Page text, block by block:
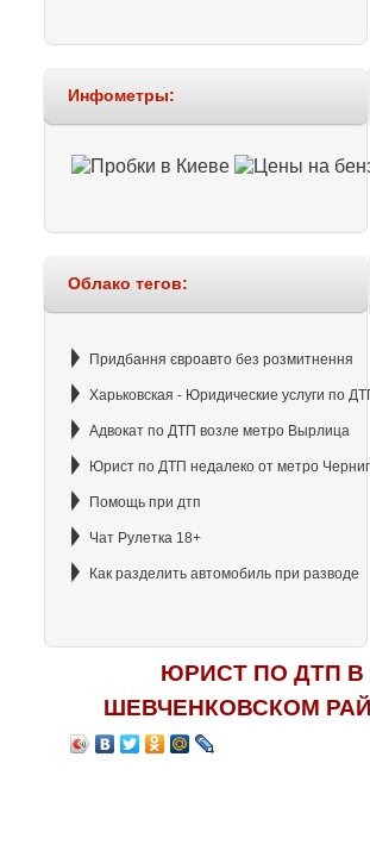
Инфометры:
Облако тегов:
Придбання євроавто без розмитнення
Харьковская - Юридические услуги по
Адвокат по ДТП возле метро Вырлица
Юрист по ДТП недалеко от метро
Помощь при дтп
Чат Рулетка 18+
Как разделить автомобиль при разводе
ЮРИСТ ПО ДТП В
ШЕВЧЕНКОВСКОМ